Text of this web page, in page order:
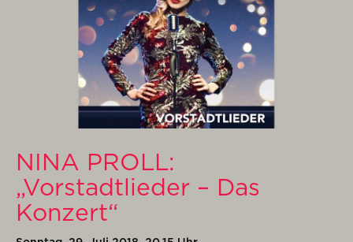
NINA PROLL:
„Vorstadtlieder – Das
Konzert“